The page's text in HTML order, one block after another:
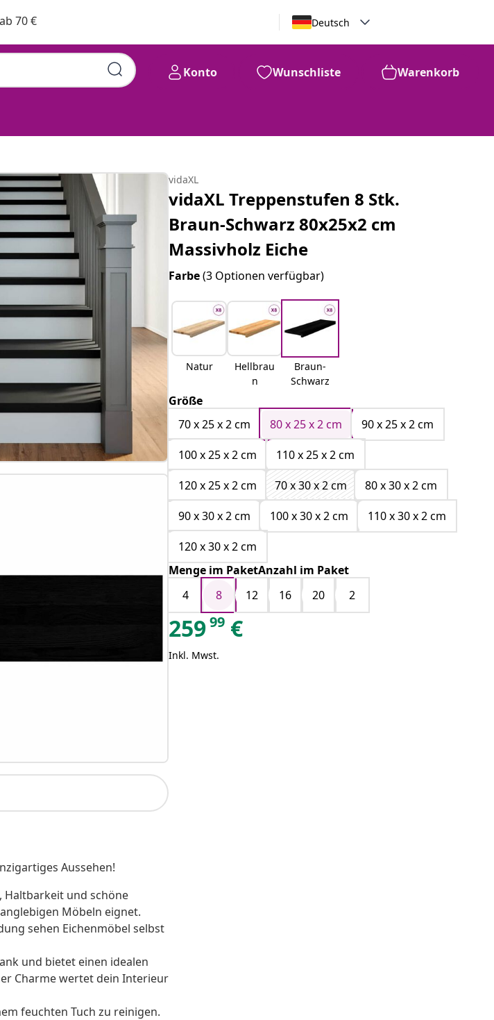
70 € Deutsch
Konto Wunschliste Warenkorb
Aussehen!
Haltbarkeit und schöne
Möbeln eignet.
sehen Eichenmöbel selbst
und bietet einen idealen
Charme wertet dein Interieur
feuchten Tuch zu reinigen.
vidaXL
vidaXL Treppenstufen 8 Stk.
Braun-Schwarz 80x25x2 cm
Massivholz Eiche
Farbe(3 Optionen verfügbar)
Natur
Hellbrau
n
Braun-
Schwarz
Größe
70 x 25 x 2 cm
80 x 25 x 2 cm
90 x 25 x 2 cm
100 x 25 x 2 cm
110 x 25 x 2 cm
120 x 25 x 2 cm
70 x 30 x 2 cm
80 x 30 x 2 cm
90 x 30 x 2 cm
100 x 30 x 2 cm
110 x 30 x 2 cm
120 x 30 x 2 cm
Menge im PaketAnzahl im Paket
4
8 12 16 20 2
25999 €
Inkl. Mwst.